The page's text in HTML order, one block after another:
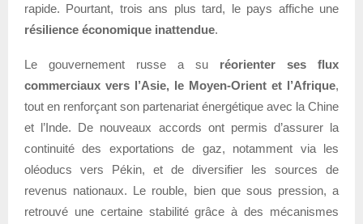
rapide. Pourtant, trois ans plus tard, le pays affiche une
résilience économique inattendue.
Le gouvernement russe a su réorienter ses flux
commerciaux vers l’Asie, le Moyen-Orient et l’Afrique,
tout en renforçant son partenariat énergétique avec la Chine
et l’Inde. De nouveaux accords ont permis d’assurer la
continuité des exportations de gaz, notamment via les
oléoducs vers Pékin, et de diversifier les sources de
revenus nationaux. Le rouble, bien que sous pression, a
retrouvé une certaine stabilité grâce à des mécanismes